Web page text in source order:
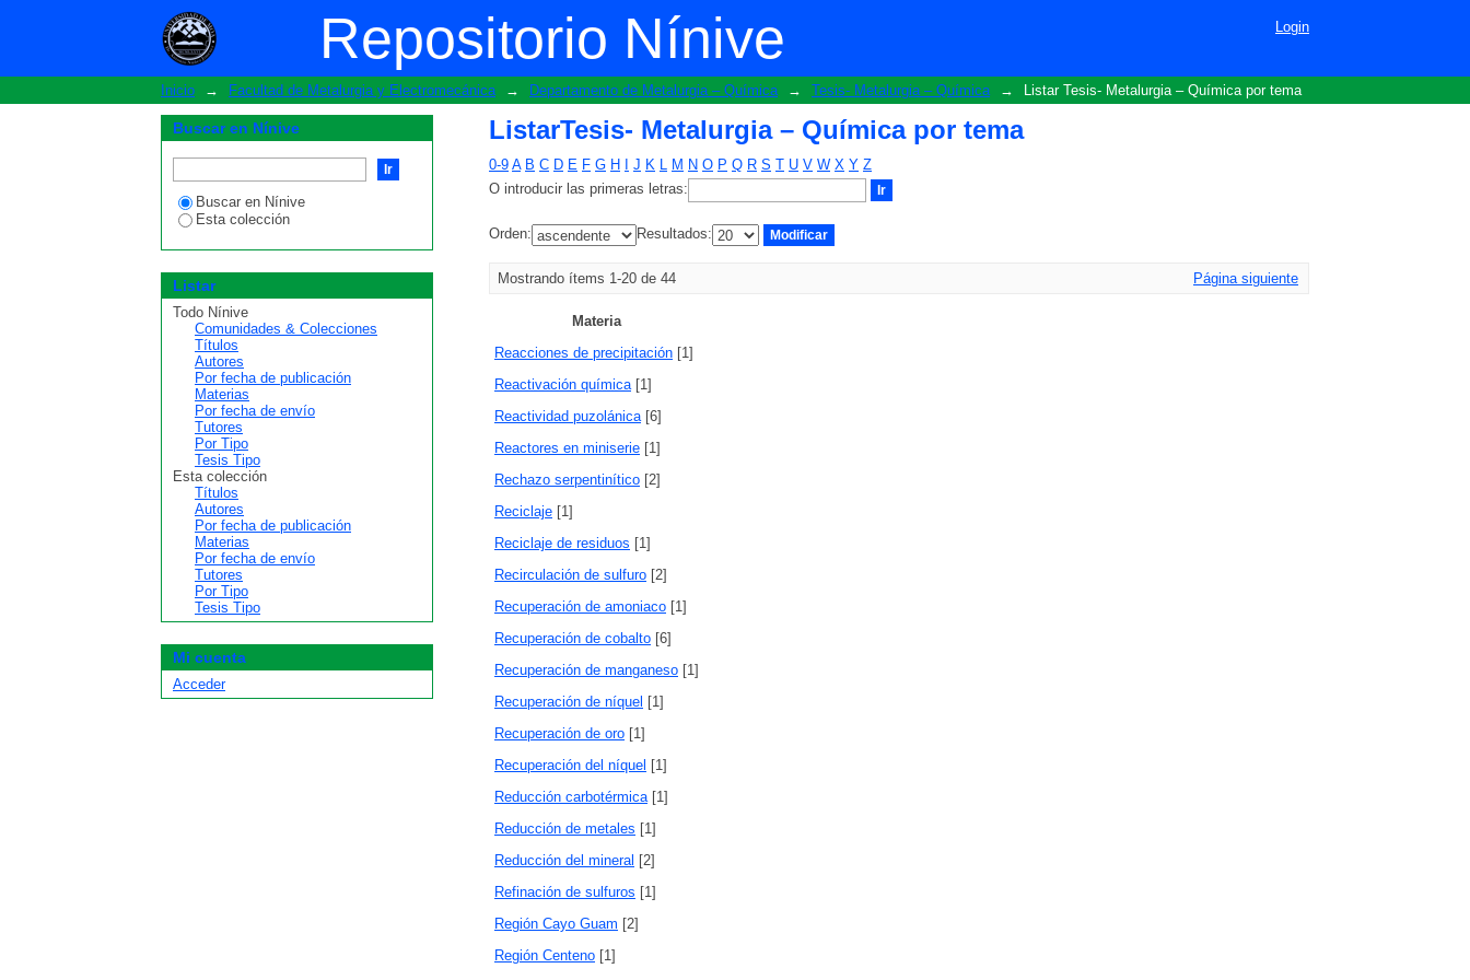
Repositorio Nínive
ListarTesis- Metalurgia – Química por tema Login
Inicio → Facultad de Metalurgia y Electromecánica → Departamento de Metalurgia – Química → Tesis- Metalurgia – Química → Listar Tesis- Metalurgia – Química por tema
ListarTesis- Metalurgia – Química por tema
0-9 A B C D E F G H J K L M N O P Q R S T U V W X Y Z
O introducir las primeras letras:
Orden: Resultados:
Mostrando ítems 1-20 de 44 Página siguiente
Materia
Reacciones de precipitación [1]
Reactivación química[1]
Reactividad puzolánica[6]
Reactores en miniserie [1]
Rechazo serpentinítico [2]
Reciclaje [1]
Reciclaje de residuos [1]
Recirculación de sulfuro [2]
Recuperación de amoniaco [1]
Recuperación de cobalto [6]
Recuperación de manganeso [1]
Recuperación de níquel [1]
Recuperación de oro [1]
Recuperación del níquel [1]
Reducción carbotérmica[1]
Reducción de metales [1]
Reducción del mineral [2]
Refinación de sulfuros [1]
Región Cayo Guam [2]
Región Centeno [1]
Buscar en Nínive
Buscar en Nínive
Esta colección
Listar
Todo Nínive
Comunidades & Colecciones
Títulos
Autores
Por fecha de publicación
Materias
Por fecha de envío
Tutores
Por Tipo
Tesis Tipo
Esta colección
Títulos
Autores
Por fecha de publicación
Materias
Por fecha de envío
Tutores
Por Tipo
Tesis Tipo
Mi cuenta
Acceder